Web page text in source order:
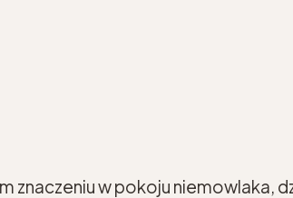
znaczeniu w pokoju niemowlaka,